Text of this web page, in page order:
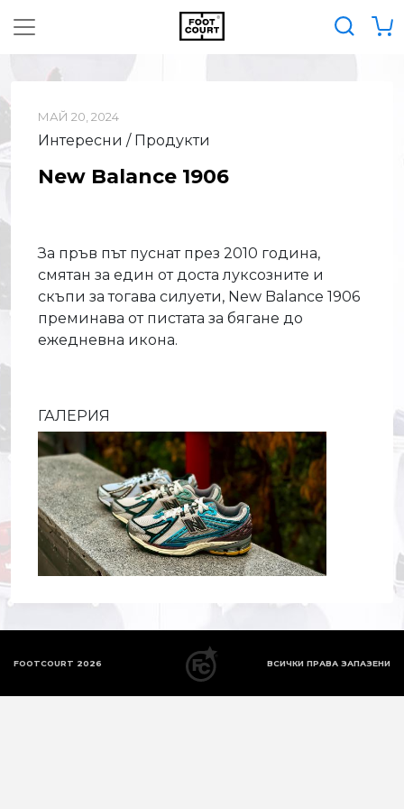
МАЙ 20, 2024
Интересни / Продукти
New Balance 1906
За пръв път пуснат през 2010 година,
смятан за един от доста луксозните и
скъпи за тогава силуети, New Balance 1906
преминава от пистата за бягане до
ежедневна икона.
ГАЛЕРИЯ
FOOTCOURT 2026 ВСИЧКИ ПРАВА ЗАПАЗЕНИ